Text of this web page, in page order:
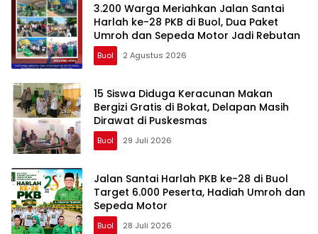
3.200 Warga Meriahkan Jalan Santai
Harlah ke-28 PKB di Buol, Dua Paket
Umroh dan Sepeda Motor Jadi Rebutan
Buol 2 Agustus 2026
15 Siswa Diduga Keracunan Makan
Bergizi Gratis di Bokat, Delapan Masih
Dirawat di Puskesmas
Buol 29 Juli 2026
Jalan Santai Harlah PKB ke-28 di Buol
Target 6.000 Peserta, Hadiah Umroh dan
Sepeda Motor
Buol 28 Juli 2026